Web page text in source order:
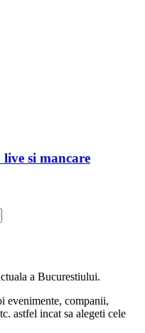
si mancare
a Bucurestiului.
evenimente, companii,
astfel incat sa alegeti cele